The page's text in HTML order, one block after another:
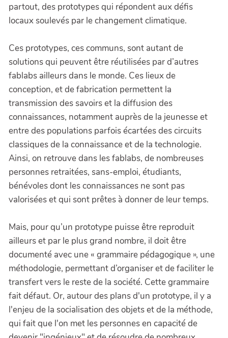
partout, des prototypes qui répondent aux défis
locaux soulevés par le changement climatique.
Ces prototypes, ces communs, sont autant de
solutions qui peuvent être réutilisées par d’autres
fablabs ailleurs dans le monde. Ces lieux de
conception, et de fabrication permettent la
transmission des savoirs et la diffusion des
connaissances, notamment auprès de la jeunesse et
entre des populations parfois écartées des circuits
classiques de la connaissance et de la technologie.
Ainsi, on retrouve dans les fablabs, de nombreuses
personnes retraitées, sans-emploi, étudiants,
bénévoles dont les connaissances ne sont pas
valorisées et qui sont prêtes à donner de leur temps.
Mais, pour qu’un prototype puisse être reproduit
ailleurs et par le plus grand nombre, il doit être
documenté avec une « grammaire pédagogique », une
méthodologie, permettant d’organiser et de faciliter le
transfert vers le reste de la société. Cette grammaire
fait défaut. Or, autour des plans d'un prototype, il y a
l'enjeu de la socialisation des objets et de la méthode,
qui fait que l'on met les personnes en capacité de